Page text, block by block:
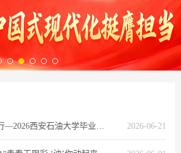
浓情端午，聚力同行—2026西安石油大学毕业嘉年华·端午节传统文化体验活动顺利举办 2026-06-21